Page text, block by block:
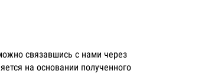
связавшись с нами через
на основании полученного